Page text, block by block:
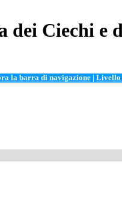
dei Ciechi e
la barra di navigazione| Livello